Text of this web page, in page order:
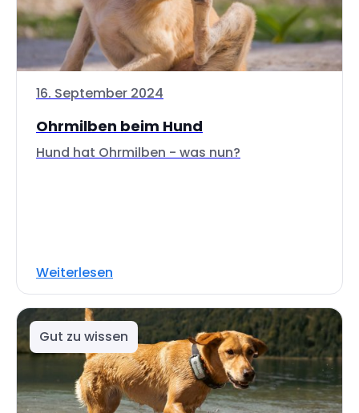
16. September 2024
Ohrmilben beim Hund
Hund hat Ohrmilben - was nun?
Weiterlesen
Gut zu wissen